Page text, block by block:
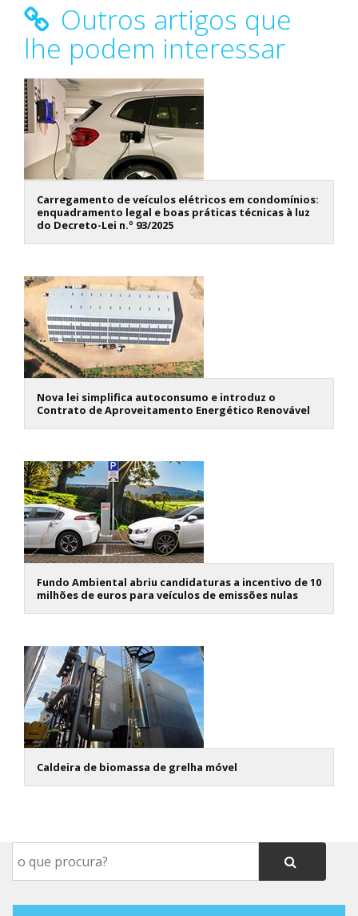
Outros artigos que
lhe podem interessar
Carregamento de veículos elétricos em condomínios:
enquadramento legal e boas práticas técnicas à luz
do Decreto-Lei n.º 93/2025
Nova lei simplifica autoconsumo e introduz o
Contrato de Aproveitamento Energético Renovável
Fundo Ambiental abriu candidaturas a incentivo de 10
milhões de euros para veículos de emissões nulas
Caldeira de biomassa de grelha móvel